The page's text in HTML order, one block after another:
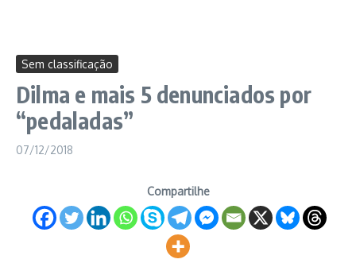
Sem classificação
Dilma e mais 5 denunciados por
“pedaladas”
07/12/2018
Compartilhe